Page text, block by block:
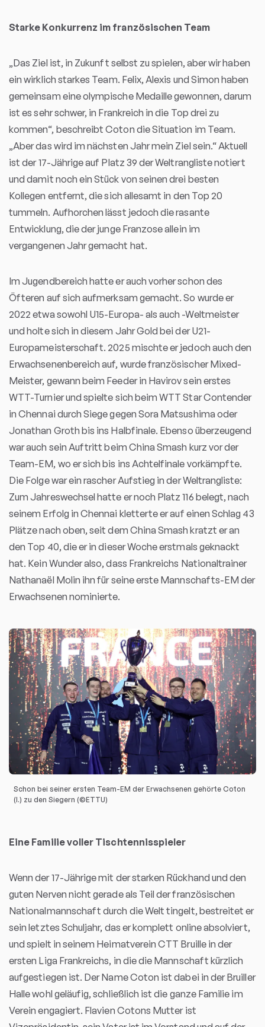
Starke Konkurrenz im französischen Team
„Das Ziel ist, in Zukunft selbst zu spielen, aber wir haben
ein wirklich starkes Team. Felix, Alexis und Simon haben
gemeinsam eine olympische Medaille gewonnen, darum
ist es sehr schwer, in Frankreich in die Top drei zu
kommen“, beschreibt Coton die Situation im Team.
„Aber das wird im nächsten Jahr mein Ziel sein.“ Aktuell
ist der 17-Jährige auf Platz 39 der Weltrangliste notiert
und damit noch ein Stück von seinen drei besten
Kollegen entfernt, die sich allesamt in den Top 20
tummeln. Aufhorchen lässt jedoch die rasante
Entwicklung, die der junge Franzose allein im
vergangenen Jahr gemacht hat.
Im Jugendbereich hatte er auch vorher schon des
Öfteren auf sich aufmerksam gemacht. So wurde er
2022 etwa sowohl U15-Europa- als auch -Weltmeister
und holte sich in diesem Jahr Gold bei der U21-
Europameisterschaft. 2025 mischte er jedoch auch den
Erwachsenenbereich auf, wurde französischer Mixed-
Meister, gewann beim Feeder in Havirov sein erstes
WTT-Turnier und spielte sich beim WTT Star Contender
in Chennai durch Siege gegen Sora Matsushima oder
Jonathan Groth bis ins Halbfinale. Ebenso überzeugend
war auch sein Auftritt beim China Smash kurz vor der
Team-EM, wo er sich bis ins Achtelfinale vorkämpfte.
Die Folge war ein rascher Aufstieg in der Weltrangliste:
Zum Jahreswechsel hatte er noch Platz 116 belegt, nach
seinem Erfolg in Chennai kletterte er auf einen Schlag 43
Plätze nach oben, seit dem China Smash kratzt er an
den Top 40, die er in dieser Woche erstmals geknackt
hat. Kein Wunder also, dass Frankreichs Nationaltrainer
Nathanaël Molin ihn für seine erste Mannschafts-EM der
Erwachsenen nominierte.
Schon bei seiner ersten Team-EM der Erwachsenen gehörte Coton
(l.) zu den Siegern (©ETTU)
Eine Familie voller Tischtennisspieler
Wenn der 17-Jährige mit der starken Rückhand und den
guten Nerven nicht gerade als Teil der französischen
Nationalmannschaft durch die Welt tingelt, bestreitet er
sein letztes Schuljahr, das er komplett online absolviert,
und spielt in seinem Heimatverein CTT Bruille in der
ersten Liga Frankreichs, in die die Mannschaft kürzlich
aufgestiegen ist. Der Name Coton ist dabei in der Bruiller
Halle wohl geläufig, schließlich ist die ganze Familie im
Verein engagiert. Flavien Cotons Mutter ist